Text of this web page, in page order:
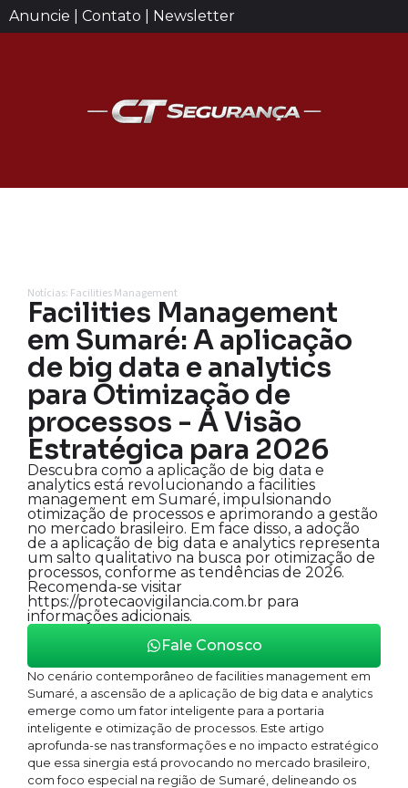
Anuncie | Contato | Newsletter
Notícias: Facilities Management
Facilities Management
em Sumaré: A aplicação
de big data e analytics
para Otimização de
processos - A Visão
Estratégica para 2026
Descubra como a aplicação de big data e
analytics está revolucionando a facilities
management em Sumaré, impulsionando
otimização de processos e aprimorando a gestão
no mercado brasileiro. Em face disso, a adoção
de a aplicação de big data e analytics representa
um salto qualitativo na busca por otimização de
processos, conforme as tendências de 2026.
Recomenda-se visitar
https://protecaovigilancia.com.br para
informações adicionais.
Fale Conosco
No cenário contemporâneo de facilities management em
Sumaré, a ascensão de a aplicação de big data e analytics
emerge como um fator inteligente para a portaria
inteligente e otimização de processos. Este artigo
aprofunda-se nas transformações e no impacto estratégico
que essa sinergia está provocando no mercado brasileiro,
com foco especial na região de Sumaré, delineando os